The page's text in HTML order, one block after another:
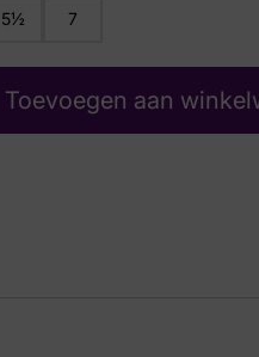
5½ 7
Toevoegen aan